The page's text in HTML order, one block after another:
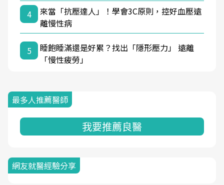
4
來當「抗壓達人」！學會3C原則，控好血壓遠
離慢性病
5
睡飽睡滿還是好累？找出「隱形壓力」 遠離
「慢性疲勞」
最多人推薦醫師
我要推薦良醫
網友就醫經驗分享